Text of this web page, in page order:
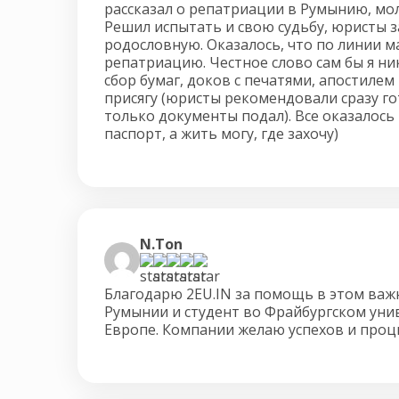
рассказал о репатриации в Румынию,
Решил испытать и свою судьбу, юристы
родословную. Оказалось, что по линии
репатриацию. Честное слово сам бы я
сбор бумаг, доков с печатями,
присягу (юристы рекомендовали сразу
только документы подал). Все
паспорт, а жить могу, где захочу)
N.Ton
Благодарю 2EU.IN за помощь в этом
Румынии и студент во Фрайбургском
Европе. Компании желаю успехов и